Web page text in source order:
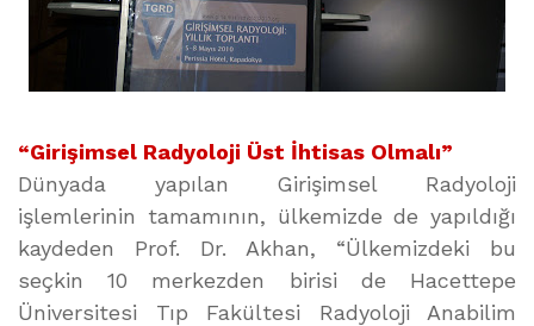
“Girişimsel Radyoloji Üst İhtisas Olmalı”
Dünyada yapılan Girişimsel Radyoloji
işlemlerinin tamamının, ülkemizde de yapıldığı
kaydeden Prof. Dr. Akhan, “Ülkemizdeki bu
seçkin 10 merkezden birisi de Hacettepe
Üniversitesi Tıp Fakültesi Radyoloji Anabilim